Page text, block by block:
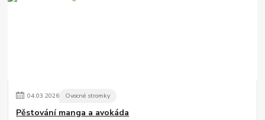
04.03.2026 Ovocné stromky
Pěstování manga a avokáda